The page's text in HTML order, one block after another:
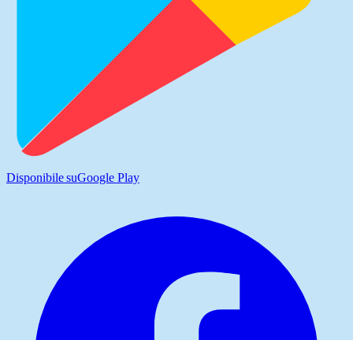
Disponibile suGoogle Play